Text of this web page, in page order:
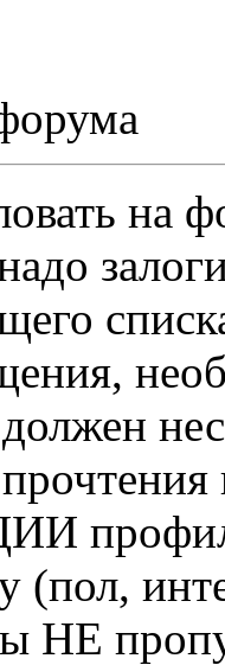
на
профиль
НЕ